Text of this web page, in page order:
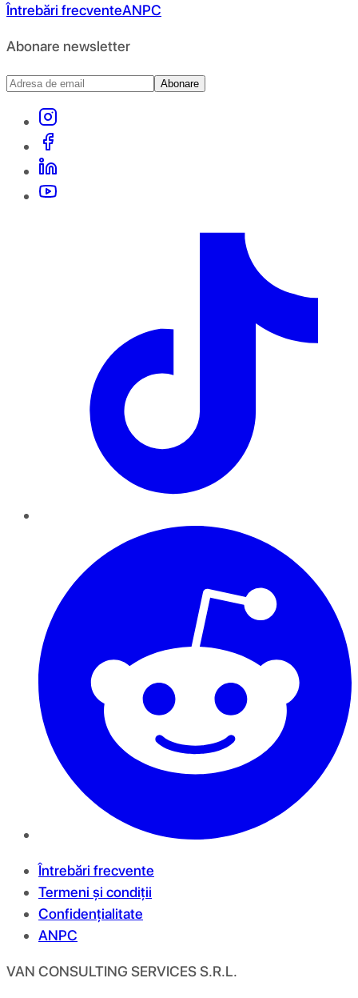
Întrebări frecventeANPC
Abonare newsletter
Abonare
Întrebări frecvente
Termeni și condiții
Confidențialitate
ANPC
VAN CONSULTING SERVICES S.R.L.